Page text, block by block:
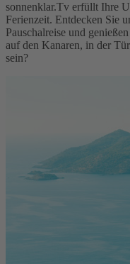
sonnenklar.Tv erfüllt Ihre
Ferienzeit. Entdecken Sie
Pauschalreise und
auf den Kanaren, in der
sein?